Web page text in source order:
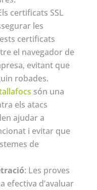
certificats SSL
les
certificats
el navegador de
evitant que
robades.
són una
els atacs
ajudar a
i evitar que
de
: Les proves
efectiva d’avaluar